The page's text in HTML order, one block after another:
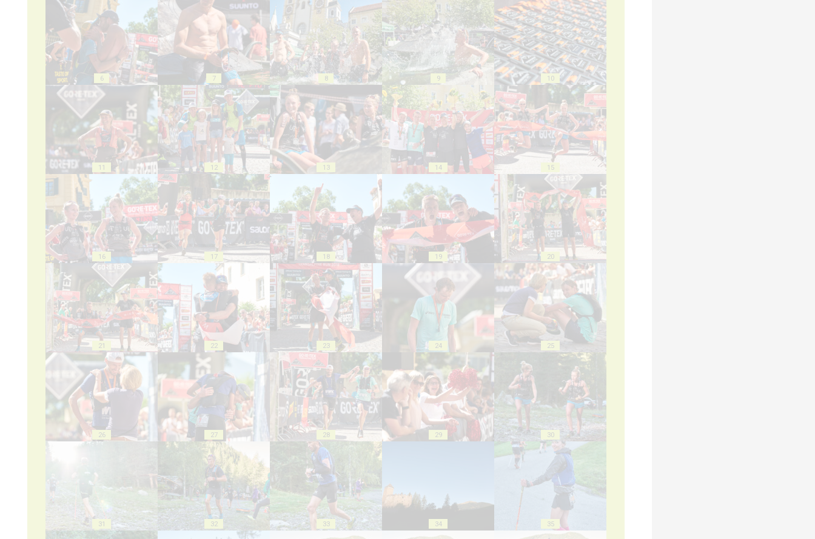
6 7 8 9 10
11 12 13 14 15
16 17 18 19 20
21 22 23 24 25
26 27 28 29 30
31 32 33 34 35